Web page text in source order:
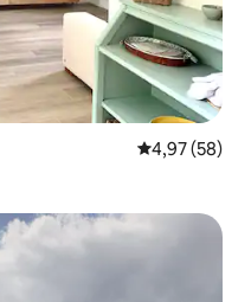
Note
4,97 (58)
plus aimés